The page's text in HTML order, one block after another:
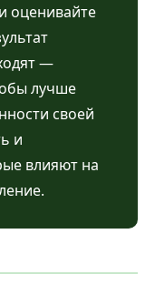
оценивайте
—
лучше
своей
и
влияют на